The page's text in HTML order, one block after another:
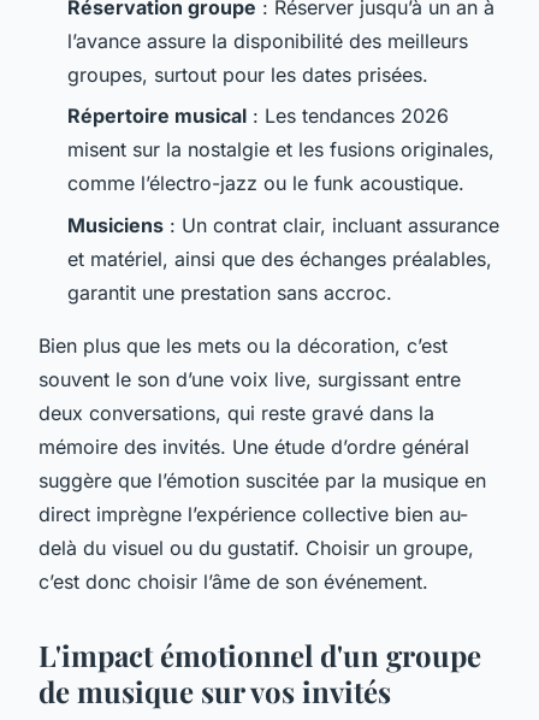
Réservation groupe : Réserver jusqu’à un an à
l’avance assure la disponibilité des meilleurs
groupes, surtout pour les dates prisées.
Répertoire musical : Les tendances 2026
misent sur la nostalgie et les fusions originales,
comme l’électro-jazz ou le funk acoustique.
Musiciens : Un contrat clair, incluant assurance
et matériel, ainsi que des échanges préalables,
garantit une prestation sans accroc.
Bien plus que les mets ou la décoration, c’est
souvent le son d’une voix live, surgissant entre
deux conversations, qui reste gravé dans la
mémoire des invités. Une étude d’ordre général
suggère que l’émotion suscitée par la musique en
direct imprègne l’expérience collective bien au-
delà du visuel ou du gustatif. Choisir un groupe,
c’est donc choisir l’âme de son événement.
L'impact émotionnel d'un groupe
de musique sur vos invités